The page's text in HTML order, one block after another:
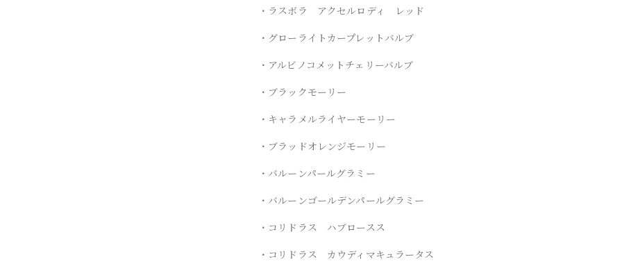
・ラスボラ アクセルロディ レッド
・グローライトカープレットバルブ
・アルビノコメットチェリーバルブ
・ブラックモーリー
・キャラメルライヤーモーリー
・ブラッドオレンジモーリー
・バルーンパールグラミー
・バルーンゴールデンパールグラミー
・コリドラス ハブロースス
・コリドラス カウディマキュラータス